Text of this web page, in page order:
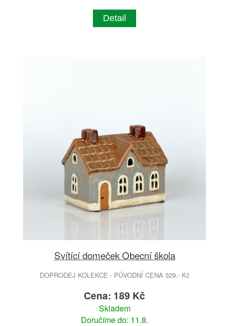
Detail
Svítící domeček Obecní škola
DOPRODEJ KOLEKCE - PŮVODNÍ CENA 329.- Kč
Cena: 189 Kč
Skladem
Doručíme do: 11.8.